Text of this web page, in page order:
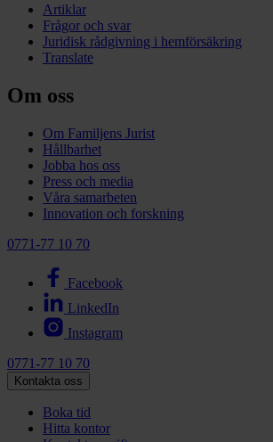
Artiklar
Frågor och svar
Juridisk rådgivning i hemförsäkring
Translate
Om oss
Om Familjens Jurist
Hållbarhet
Jobba hos oss
Press och media
Våra samarbeten
Innovation och forskning
0771-77 10 70
Facebook
LinkedIn
Instagram
0771-77 10 70
Kontakta oss
Boka tid
Hitta kontor